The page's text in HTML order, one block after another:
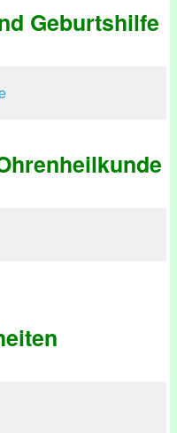
Geburtshilfe